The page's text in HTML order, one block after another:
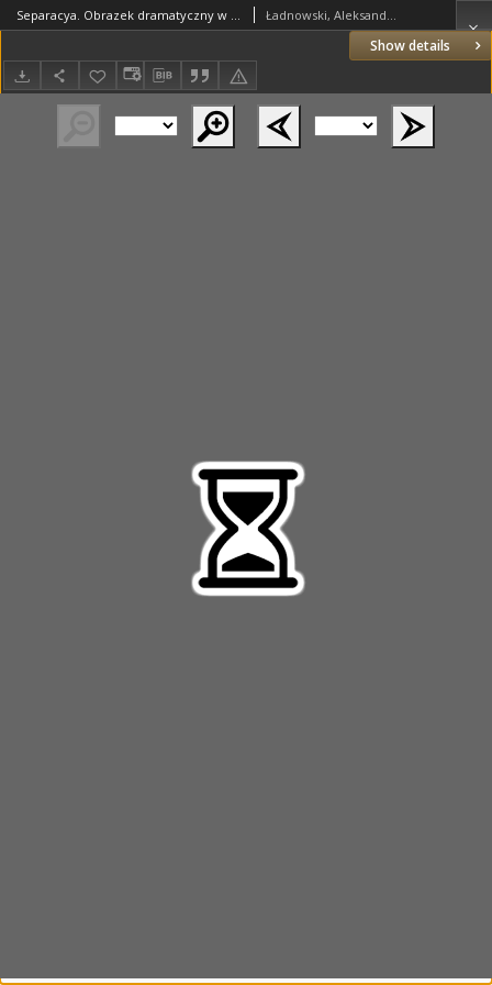
Show details
Separacya. Obrazek dramatyczny w 1-m akcie oryginalnie napisany przez Alexandra Ładnowskiego Ładnowski, Aleksander